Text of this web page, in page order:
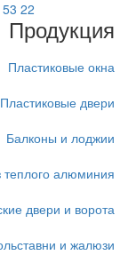
22
Продукция
Пластиковые окна
Пластиковые двери
Балконы и лоджии
алюминия
двери и ворота
и жалюзи